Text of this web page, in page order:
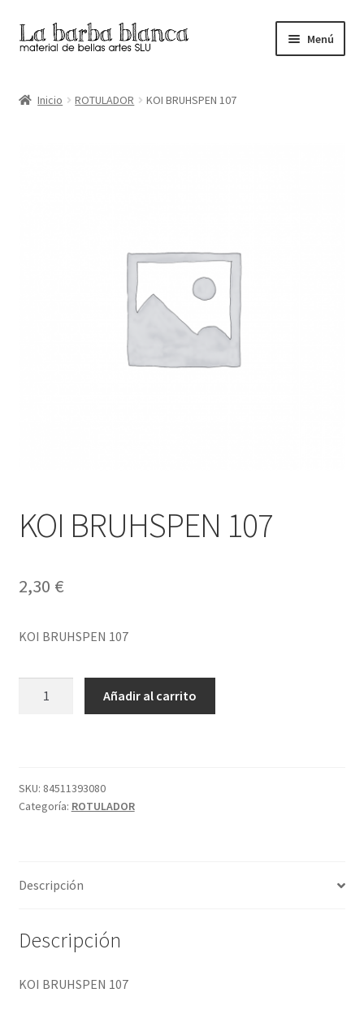
Ir
a
navegación
Ir
al
Menú
Inicio ROTULADOR KOI BRUHSPEN 107
KOI BRUHSPEN 107
2,30 €
KOI BRUHSPEN 107
Añadir al carrito
SKU: 84511393080
Categoría: ROTULADOR
Descripción
Descripción
KOI BRUHSPEN 107